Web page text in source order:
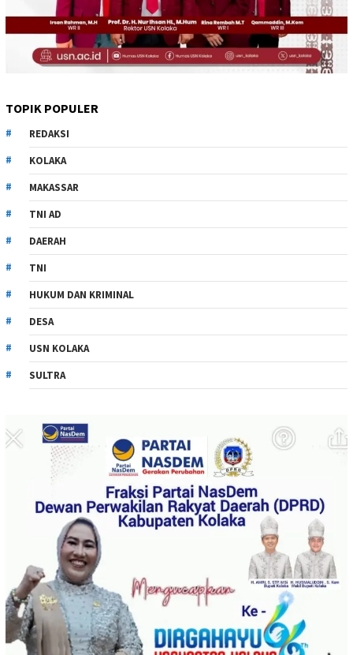
TOPIK POPULER
REDAKSI
KOLAKA
MAKASSAR
TNI AD
DAERAH
TNI
HUKUM DAN KRIMINAL
DESA
USN KOLAKA
SULTRA